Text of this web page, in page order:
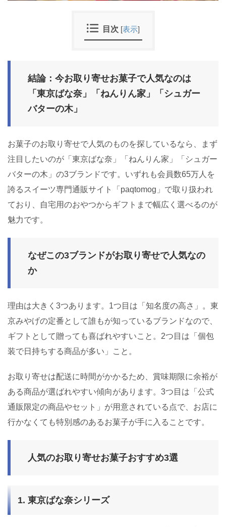
目次 [表示]
結論：今お取り寄せお菓子で人気なのは
「東京ばな奈」「ねんりん家」「シュガー
バターの木」
お菓子のお取り寄せで人気のものを探しているなら、まず
注目したいのが「東京ばな奈」「ねんりん家」「シュガー
バターの木」の3ブランドです。いずれも会員数65万人を
誇るスイーツ専門通販サイト「paqtomog」で取り扱われ
ており、自宅用のおやつからギフトまで幅広く選べるのが
魅力です。
なぜこの3ブランドがお取り寄せで人気なの
か
理由は大きく3つあります。1つ目は「知名度の高さ」。東
京みやげの定番として誰もが知っているブランドなので、
ギフトとして贈っても喜ばれやすいこと。2つ目は「個包
装で日持ちする商品が多い」こと。
お取り寄せは配送に時間がかかるため、賞味期限に余裕が
ある商品が選ばれやすい傾向があります。3つ目は「公式
通販限定の商品やセット」が用意されている点で、お店に
行かなくても特別感のあるお菓子が手に入ることです。
人気のお取り寄せお菓子おすすめ3選
1. 東京ばな奈シリーズ